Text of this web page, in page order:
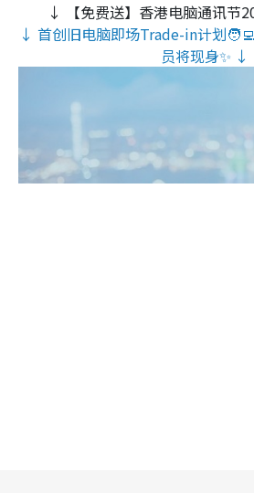
↓ 【免费送】香港电脑通讯节
↓ 首创旧电脑即场Trade-in计划
员将现身✨ ↓